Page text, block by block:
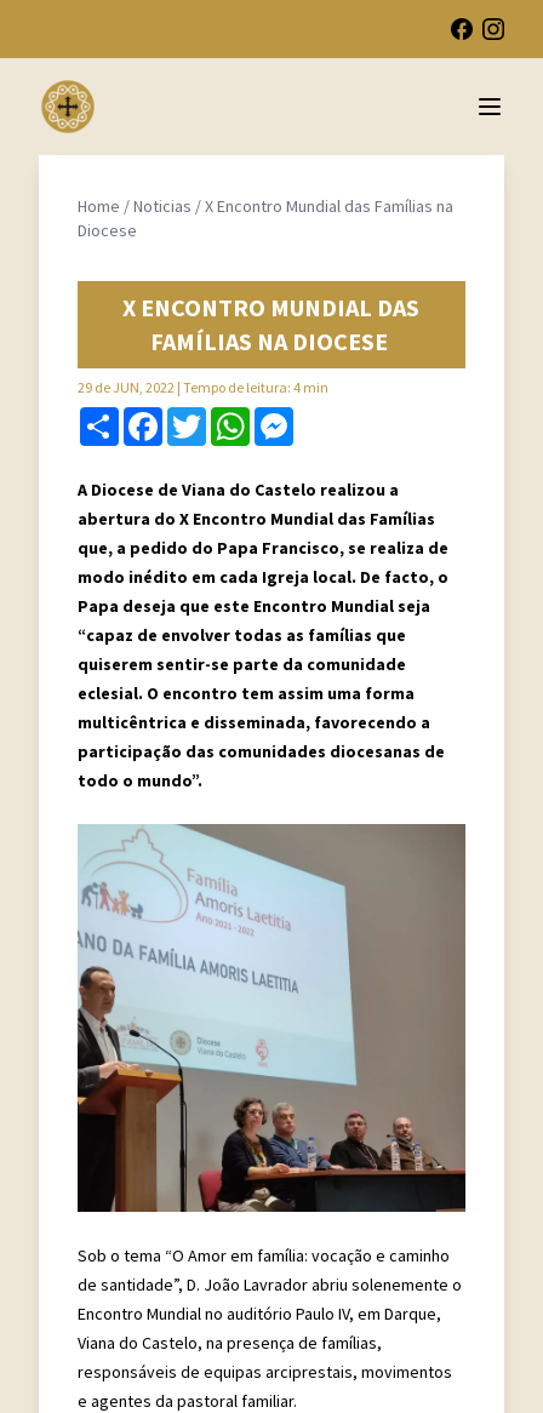
Open
Home /Noticias /X Encontro Mundial das Famílias na
Diocese
X ENCONTRO MUNDIAL DAS
FAMÍLIAS NA DIOCESE
29 de JUN, 2022 | Tempo de leitura: 4 min
Share FacebookTwitterWhatsApp
A Diocese de Viana do Castelo realizou a
abertura do X Encontro Mundial das Famílias
que, a pedido do Papa Francisco, se realiza de
modo inédito em cada Igreja local. De facto, o
Papa deseja que este Encontro Mundial seja
“capaz de envolver todas as famílias que
quiserem sentir-se parte da comunidade
eclesial. O encontro tem assim uma forma
multicêntrica e disseminada, favorecendo a
participação das comunidades diocesanas de
todo o mundo”.
Sob o tema “O Amor em família: vocação e caminho
de santidade”, D. João Lavrador abriu solenemente o
Encontro Mundial no auditório Paulo IV, em Darque,
Viana do Castelo, na presença de famílias,
responsáveis de equipas arciprestais, movimentos
e agentes da pastoral familiar.